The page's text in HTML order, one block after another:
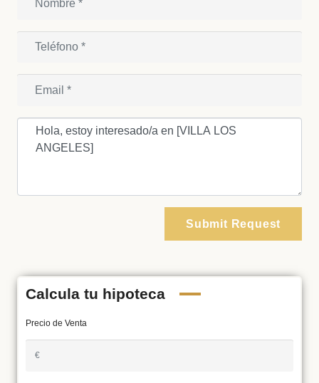
Submit Request
Calcula tu hipoteca
Precio de Venta